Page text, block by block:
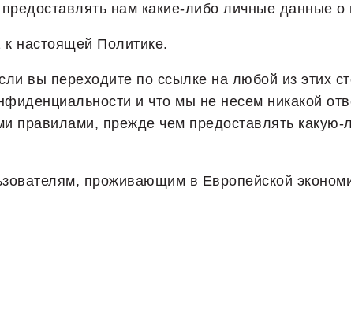
нам какие-либо личные данные
настоящей Политике.
вы переходите по ссылке на любой из этих
и что мы не несем никакой
правилами, прежде чем предоставлять
проживающим в Европейской